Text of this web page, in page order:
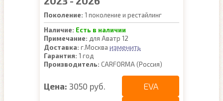
Поколение: 1 поколение и рестайлинг
Наличие: Есть в наличии
Примечание: для Аватр 12
Доставка: г.Москва изменить
Гарантия: 1 год
Производитель: CARFORMA (Россия)
Цена: 3050 руб. EVA